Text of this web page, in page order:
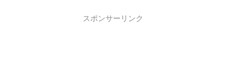
スポンサーリンク